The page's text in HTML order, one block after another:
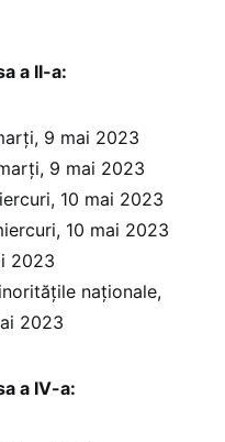
a II-a:
9 mai 2023
9 mai 2023
10 mai 2023
10 mai 2023
2023
naționale,
2023
a IV-a: